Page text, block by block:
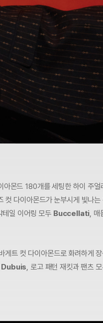
몬드 180개를 세팅한 하이 주얼
다이아몬드가 눈부시게 빛나는
테일 이어링 모두Buccellati, 매
트 컷 다이아몬드로 화려하게
, 로고 패턴 재킷과 팬츠